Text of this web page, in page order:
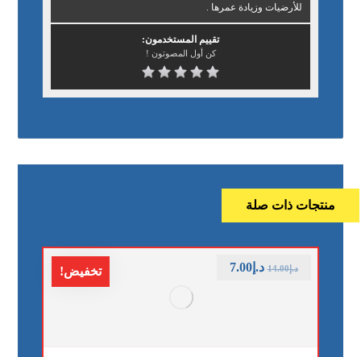
للأرضيات وزيادة عمرها .
تقييم المستخدمون:
كن أول المصوتون !
منتجات ذات صلة
تخفيض! د.إ14.00 د.إ7.00